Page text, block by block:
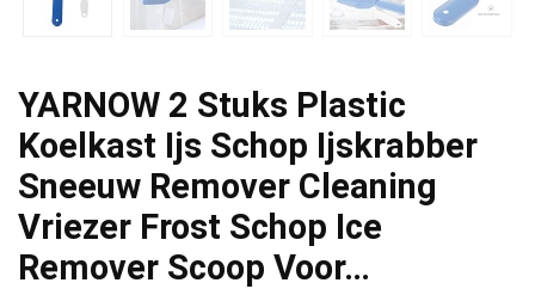
YARNOW 2 Stuks Plastic
Koelkast Ijs Schop Ijskrabber
Sneeuw Remover Cleaning
Vriezer Frost Schop Ice
Remover Scoop Voor…